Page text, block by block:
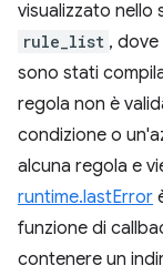
visualizzato nello
rule_list ,
sono stati
regola non è
condizione o
alcuna regola e
runtime.lastError
funzione di
contenere un